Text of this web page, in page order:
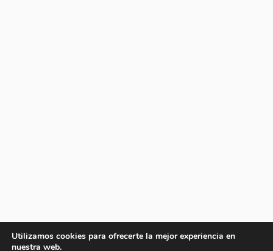
Utilizamos cookies para ofrecerte la mejor experiencia en
nuestra web.